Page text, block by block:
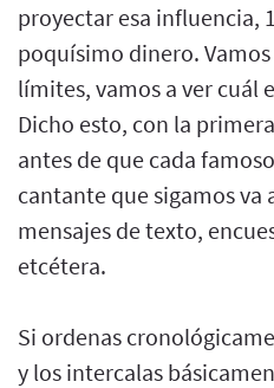
proyectar esa influencia,
poquísimo dinero.
límites, vamos a ver cuál
Dicho esto, con la
antes de que cada
cantante que sigamos va
mensajes de texto,
etcétera.
Si ordenas
y los intercalas